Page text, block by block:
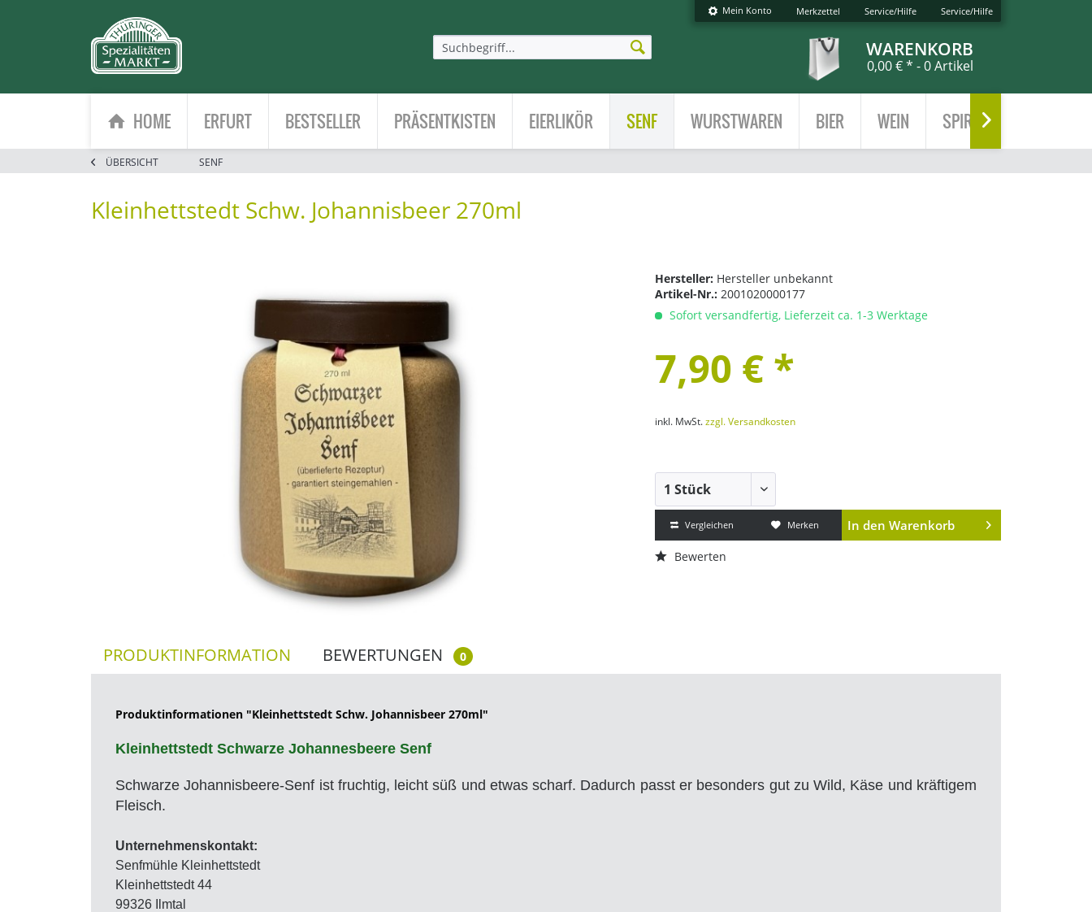
Mein Konto Merkzettel Service/Hilfe Service/Hilfe
WARENKORB
0,00 € * - 0 Artikel
HOME ERFURT BESTSELLER PRÄSENTKISTEN EIERLIKÖR SENF WURSTWAREN BIER WEIN SPIRITUOSEN

ÜBERSICHT SENF
Kleinhettstedt Schw. Johannisbeer 270ml
Hersteller: Hersteller unbekannt
Artikel-Nr.:2001020000177
Sofort versandfertig, Lieferzeit ca. 1-3 Werktage
7,90 € *
inkl. MwSt.zzgl. Versandkosten
Vergleichen Merken In den Warenkorb
Bewerten
PRODUKTINFORMATION BEWERTUNGEN 0
Produktinformationen "Kleinhettstedt Schw. Johannisbeer 270ml"
Kleinhettstedt Schwarze Johannesbeere Senf
Schwarze Johannisbeere-Senf ist fruchtig, leicht süß und etwas scharf. Dadurch passt er besonders gut zu Wild, Käse und kräftigem
Fleisch.
Unternehmenskontakt:
Senfmühle Kleinhettstedt
Kleinhettstedt 44
99326 Ilmtal